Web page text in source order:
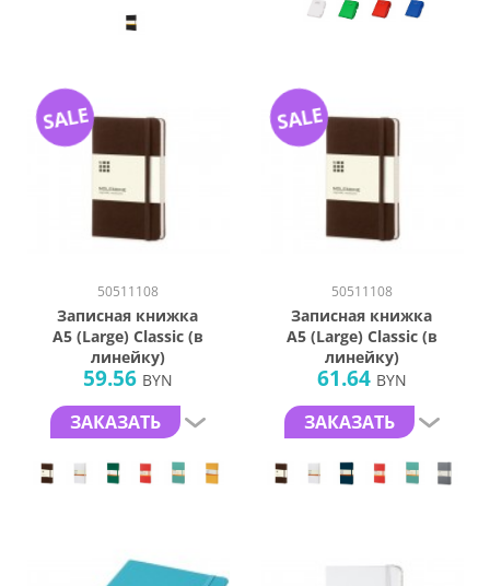
50511108
Записная книжка
А5 (Large) Classic (в
линейку)
59.56 BYN
ЗАКАЗАТЬ
SALE
50511108
Записная книжка
А5 (Large) Classic (в
линейку)
61.64 BYN
ЗАКАЗАТЬ
SALE